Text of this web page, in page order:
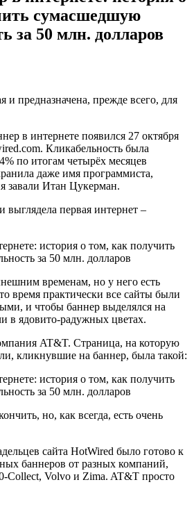
сумасшедшую
за 50 млн. долларов
и предназначена, прежде всего, для
в интернете появился 27 октября
Кликабельность была
по итогам четырёх месяцев
даже имя программиста,
завали Итан Цукерман.
выглядела первая интернет –
временам, но у него есть
время практически все сайты были
и чтобы баннер выделялся на
в ядовито-радужных цветах.
AT&T. Страница, на которую
кликнувшие на баннер, была такой:
но, как всегда, есть очень
сайта HotWired было готово к
баннеров от разных компаний,
Collect, Volvo и Zima. AT&T просто